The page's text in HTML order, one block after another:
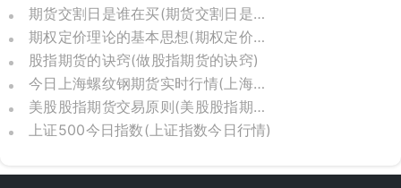
期货交割日是谁在买(期货交割日是怎么定下来的)
期权定价理论的基本思想(期权定价公式怎么用)
股指期货的诀窍(做股指期货的诀窍)
今日上海螺纹钢期货实时行情(上海螺纹钢期货交易实时行情)
美股股指期货交易原则(美股股指期货交割时间)
上证500今日指数(上证指数今日行情)